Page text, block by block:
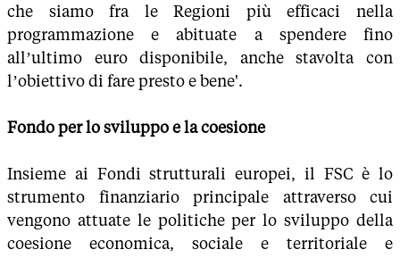
che siamo fra le Regioni più efficaci nella
programmazione e abituate a spendere fino
all’ultimo euro disponibile, anche stavolta con
l’obiettivo di fare presto e bene'.
Fondo per lo sviluppo e la coesione
Insieme ai Fondi strutturali europei, il FSC è lo
strumento finanziario principale attraverso cui
vengono attuate le politiche per lo sviluppo della
coesione economica, sociale e territoriale e